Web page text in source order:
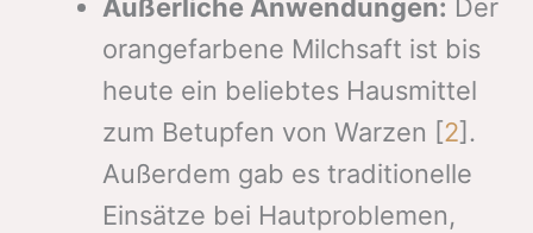
Äußerliche Anwendungen: Der
orangefarbene Milchsaft ist bis
heute ein beliebtes Hausmittel
zum Betupfen von Warzen [2].
Außerdem gab es traditionelle
Einsätze bei Hautproblemen,